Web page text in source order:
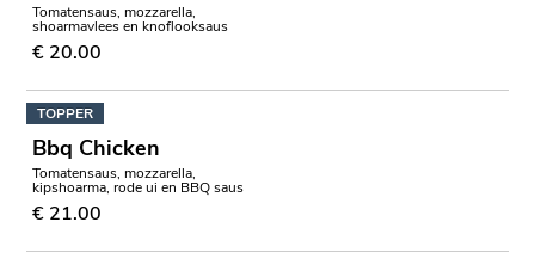
Tomatensaus, mozzarella,
shoarmavlees en knoflooksaus
€ 20.00
TOPPER
Bbq Chicken
Tomatensaus, mozzarella,
kipshoarma, rode ui en BBQ saus
€ 21.00